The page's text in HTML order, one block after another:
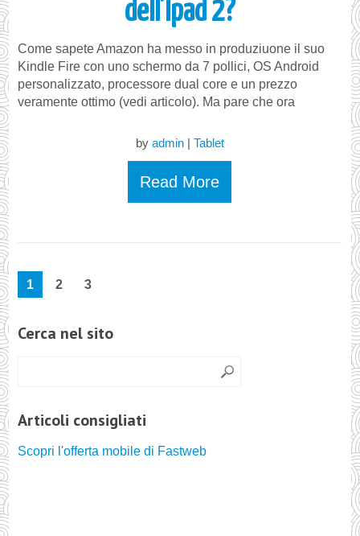
dell’Ipad 2?
Come sapete Amazon ha messo in produziuone il suo
Kindle Fire con uno schermo da 7 pollici, OS Android
personalizzato, processore dual core e un prezzo
veramente ottimo (vedi articolo). Ma pare che ora
by admin| Tablet
Read More
1 2 3
Cerca nel sito
Articoli consigliati
Scopri l'offerta mobile di Fastweb